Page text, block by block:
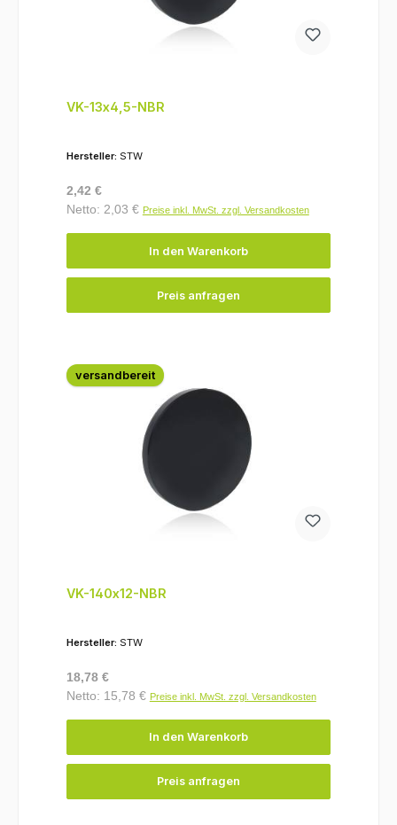
VK-13x4,5-NBR
Hersteller: STW
Regulärer Preis:
2,42 €
Netto: 2,03 € Preise inkl. MwSt. zzgl. Versandkosten
In den Warenkorb
Preis anfragen
versandbereit
VK-140x12-NBR
Hersteller: STW
Regulärer Preis:
18,78 €
Netto: 15,78 € Preise inkl. MwSt. zzgl. Versandkosten
In den Warenkorb
Preis anfragen